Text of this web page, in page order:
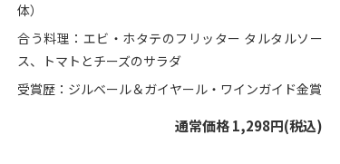
体）
合う料理：エビ・ホタテのフリッター タルタルソー
ス、トマトとチーズのサラダ
受賞歴：ジルベール＆ガイヤール・ワインガイド金賞
通常価格 1,298円(税込)